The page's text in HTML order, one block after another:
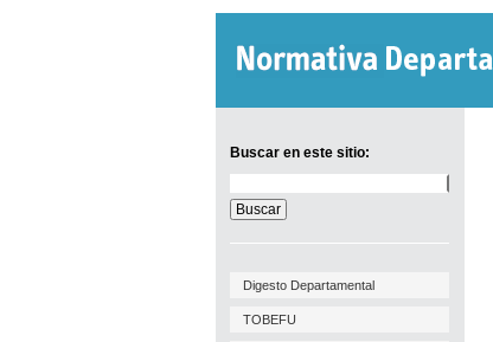
Buscar en este sitio:
en
este
sitio:
Digesto Departamental
TOBEFU